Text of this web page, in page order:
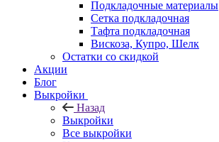
Подкладочные материалы
Сетка подкладочная
Тафта подкладочная
Вискоза, Купро, Шелк
Остатки со скидкой
Акции
Блог
Выкройки
Назад
Выкройки
Все выкройки